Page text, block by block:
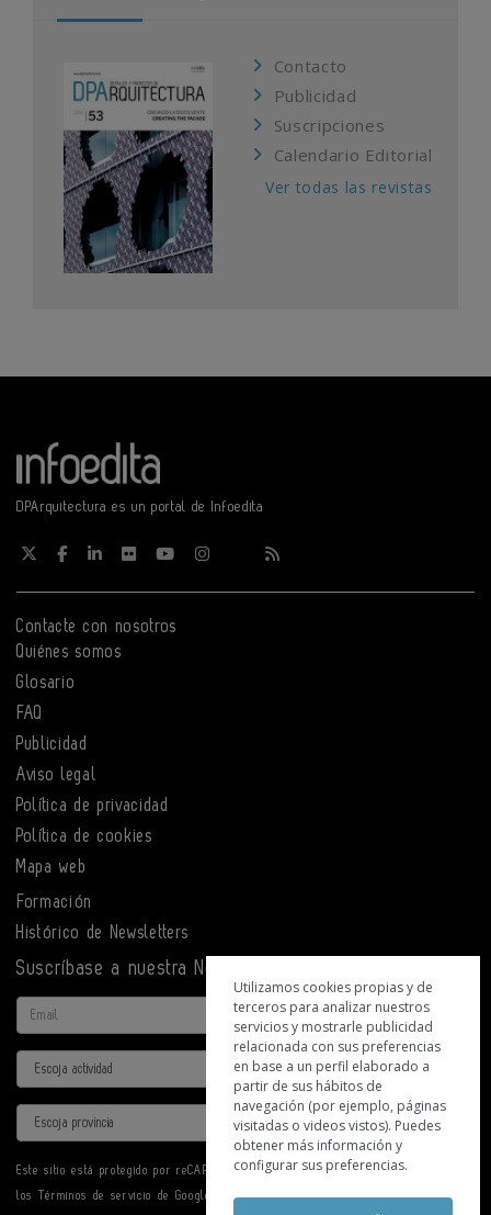
Contacto
Publicidad
Suscripciones
Calendario Editorial
Ver todas las revistas
DPArquitectura es un portal de Infoedita
Contacte con nosotros
Quiénes somos
Glosario
FAQ
Publicidad
Aviso legal
Política de privacidad
Política de cookies
Mapa web
Formación
Histórico de Newsletters
Suscríbase a nuestra Newsletter
Email
Actividad
Provincia
Este sitio está protegido por reCAPTCHA y se aplican laPolítica de privacidad
los Términos de servicio de Google.
Utilizamos cookies propias y de
terceros para analizar nuestros
servicios y mostrarle publicidad
relacionada con sus preferencias
en base a un perfil elaborado a
partir de sus hábitos de
navegación (por ejemplo, páginas
visitadas o videos vistos). Puedes
obtener más información y
configurar sus preferencias.